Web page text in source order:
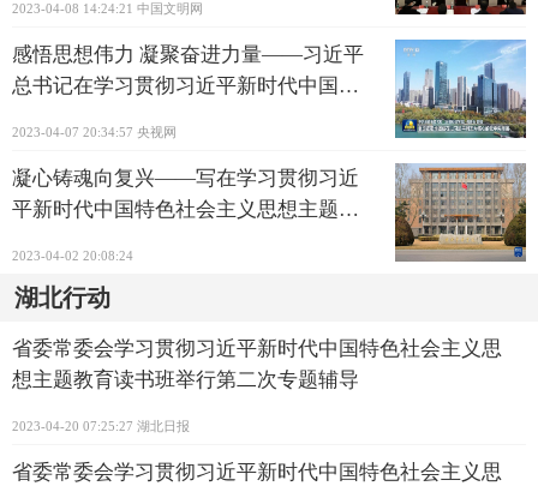
2023-04-08 14:24:21 中国文明网
感悟思想伟力 凝聚奋进力量——习近平
总书记在学习贯彻习近平新时代中国特
2023-04-07 20:34:57 央视网
凝心铸魂向复兴——写在学习贯彻习近
平新时代中国特色社会主义思想主题教
2023-04-02 20:08:24
湖北行动
省委常委会学习贯彻习近平新时代中国特色社会主义思
想主题教育读书班举行第二次专题辅导
2023-04-20 07:25:27 湖北日报
省委常委会学习贯彻习近平新时代中国特色社会主义思